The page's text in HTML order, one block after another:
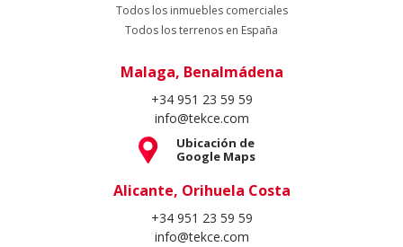
Todos los inmuebles comerciales
Todos los terrenos en España
Malaga, Benalmádena
+34 951 23 59 59
info@tekce.com
Ubicación de
Google Maps
Alicante, Orihuela Costa
+34 951 23 59 59
info@tekce.com